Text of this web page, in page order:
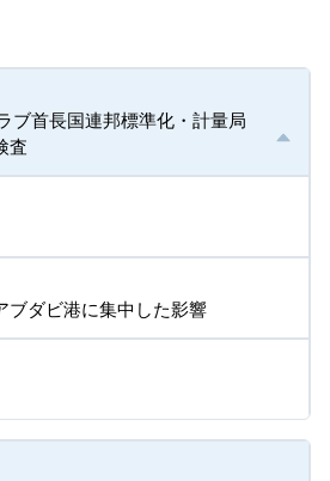
ブ首長国連邦標準化・計量局
査
ブダビ港に集中した影響